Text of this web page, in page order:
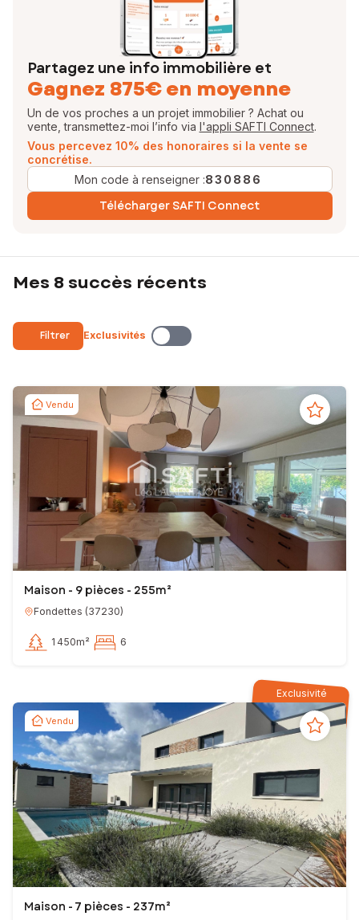
Partagez une info immobilière et
Gagnez 875€ en moyenne
Un de vos proches a un projet immobilier ? Achat ou
vente, transmettez-moi l’info via l'appli SAFTI Connect.
Vous percevez 10% des honoraires si la vente se
concrétise.
Mon code à renseigner :830886
Télécharger SAFTI Connect
Mes 8 succès récents
Filtrer Exclusivités
Vendu
Maison - 9 pièces - 255m²
Fondettes (37230)
1 450m² 6
Exclusivité
Vendu
Maison - 7 pièces - 237m²